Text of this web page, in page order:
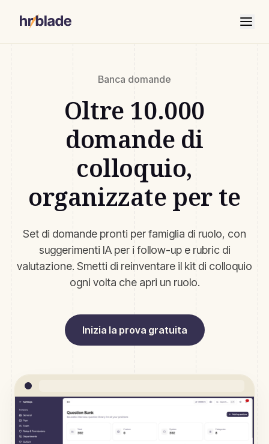
Banca domande
Oltre 10.000
domande di
colloquio,
organizzate per te
Set di domande pronti per famiglia di ruolo, con
suggerimenti IA per i follow-up e rubric di
valutazione. Smetti di reinventare il kit di colloquio
ogni volta che apri un ruolo.
Inizia la prova gratuita